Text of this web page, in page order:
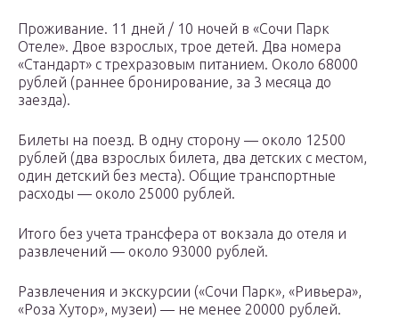
Проживание. 11 дней / 10 ночей в «Сочи Парк
Отеле». Двое взрослых, трое детей. Два номера
«Стандарт» с трехразовым питанием. Около 68000
рублей (раннее бронирование, за 3 месяца до
заезда).
Билеты на поезд. В одну сторону — около 12500
рублей (два взрослых билета, два детских с местом,
один детский без места). Общие транспортные
расходы — около 25000 рублей.
Итого без учета трансфера от вокзала до отеля и
развлечений — около 93000 рублей.
Развлечения и экскурсии («Сочи Парк», «Ривьера»,
«Роза Хутор», музеи) — не менее 20000 рублей.